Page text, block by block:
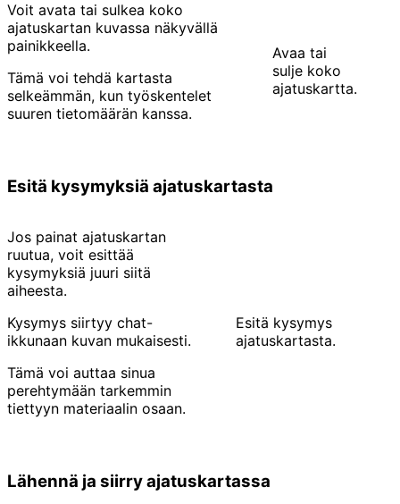
Voit avata tai sulkea koko
ajatuskartan kuvassa näkyvällä
painikkeella.
Tämä voi tehdä kartasta
selkeämmän, kun työskentelet
suuren tietomäärän kanssa.
Avaa tai
sulje koko
ajatuskartta.
Esitä kysymyksiä ajatuskartasta
Jos painat ajatuskartan
ruutua, voit esittää
kysymyksiä juuri siitä
aiheesta.
Kysymys siirtyy chat-
ikkunaan kuvan mukaisesti.
Tämä voi auttaa sinua
perehtymään tarkemmin
tiettyyn materiaalin osaan.
Esitä kysymys
ajatuskartasta.
Lähennä ja siirry ajatuskartassa